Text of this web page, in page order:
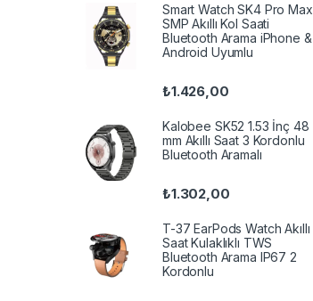
Smart Watch SK4 Pro Max
SMP Akıllı Kol Saati
Bluetooth Arama iPhone &
Android Uyumlu
₺1.426,00
Kalobee SK52 1.53 İnç 48
mm Akıllı Saat 3 Kordonlu
Bluetooth Aramalı
₺1.302,00
T-37 EarPods Watch Akıllı
Saat Kulaklıklı TWS
Bluetooth Arama IP67 2
Kordonlu